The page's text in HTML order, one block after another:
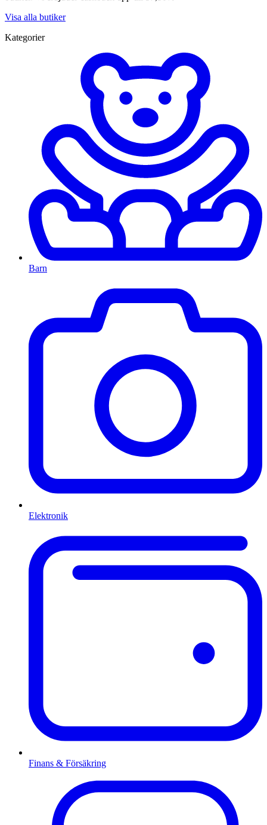
Visa alla butiker
Kategorier
Barn
Elektronik
Finans & Försäkring